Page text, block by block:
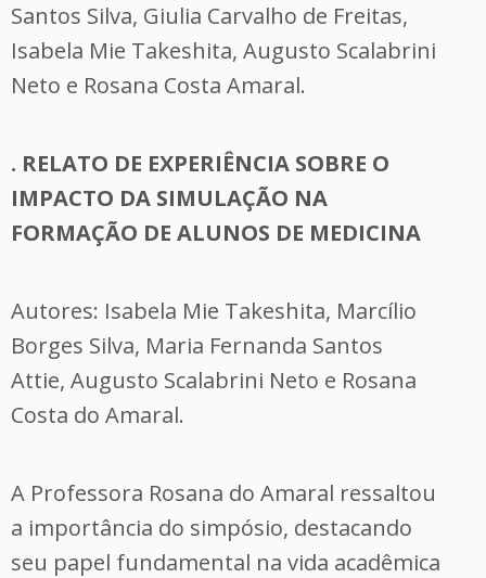
Santos Silva, Giulia Carvalho de Freitas,
Isabela Mie Takeshita, Augusto Scalabrini
Neto e Rosana Costa Amaral.
. RELATO DE EXPERIÊNCIA SOBRE O
IMPACTO DA SIMULAÇÃO NA
FORMAÇÃO DE ALUNOS DE MEDICINA
Autores: Isabela Mie Takeshita, Marcílio
Borges Silva, Maria Fernanda Santos
Attie, Augusto Scalabrini Neto e Rosana
Costa do Amaral.
A Professora Rosana do Amaral ressaltou
a importância do simpósio, destacando
seu papel fundamental na vida acadêmica